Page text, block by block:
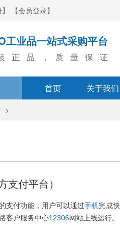
【会员登录】
工业品一站式采购平台
正品，质量保证
首页 关于我们
>
支付平台）
支付功能，用户可以通过手机完成
客户服务中心12306网站上线运行。